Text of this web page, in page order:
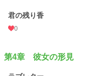
君の残り香
0
第4章 彼女の形見